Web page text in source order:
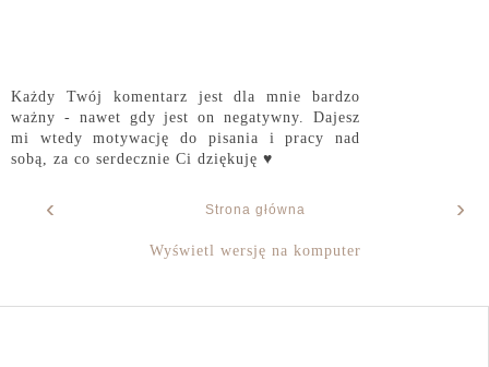
Każdy Twój komentarz jest dla mnie bardzo
ważny - nawet gdy jest on negatywny. Dajesz
mi wtedy motywację do pisania i pracy nad
sobą, za co serdecznie Ci dziękuję ♥
‹ ›
Strona główna
Wyświetl wersję na komputer